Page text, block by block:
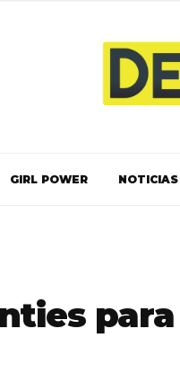
GIRL POWER NOTICIAS